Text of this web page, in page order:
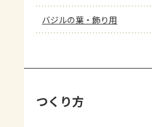
バジルの葉・飾り用
つくり方